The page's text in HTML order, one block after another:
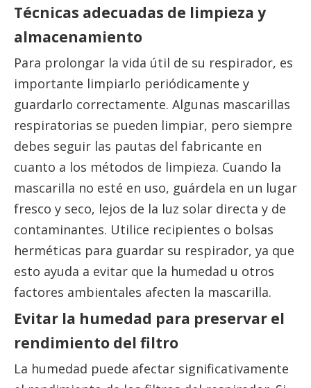
Técnicas adecuadas de limpieza y
almacenamiento
Para prolongar la vida útil de su respirador, es
importante limpiarlo periódicamente y
guardarlo correctamente. Algunas mascarillas
respiratorias se pueden limpiar, pero siempre
debes seguir las pautas del fabricante en
cuanto a los métodos de limpieza. Cuando la
mascarilla no esté en uso, guárdela en un lugar
fresco y seco, lejos de la luz solar directa y de
contaminantes. Utilice recipientes o bolsas
herméticas para guardar su respirador, ya que
esto ayuda a evitar que la humedad u otros
factores ambientales afecten la mascarilla.
Evitar la humedad para preservar el
rendimiento del filtro
La humedad puede afectar significativamente